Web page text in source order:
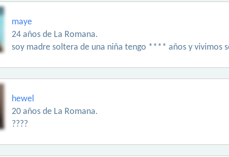
maye
24 años de La Romana.
soy madre soltera de una niña tengo **** años y vivimos
hewel
20 años de La Romana.
????